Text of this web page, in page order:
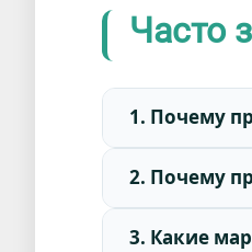
Часто
1. Почему
2. Почему
3. Какие